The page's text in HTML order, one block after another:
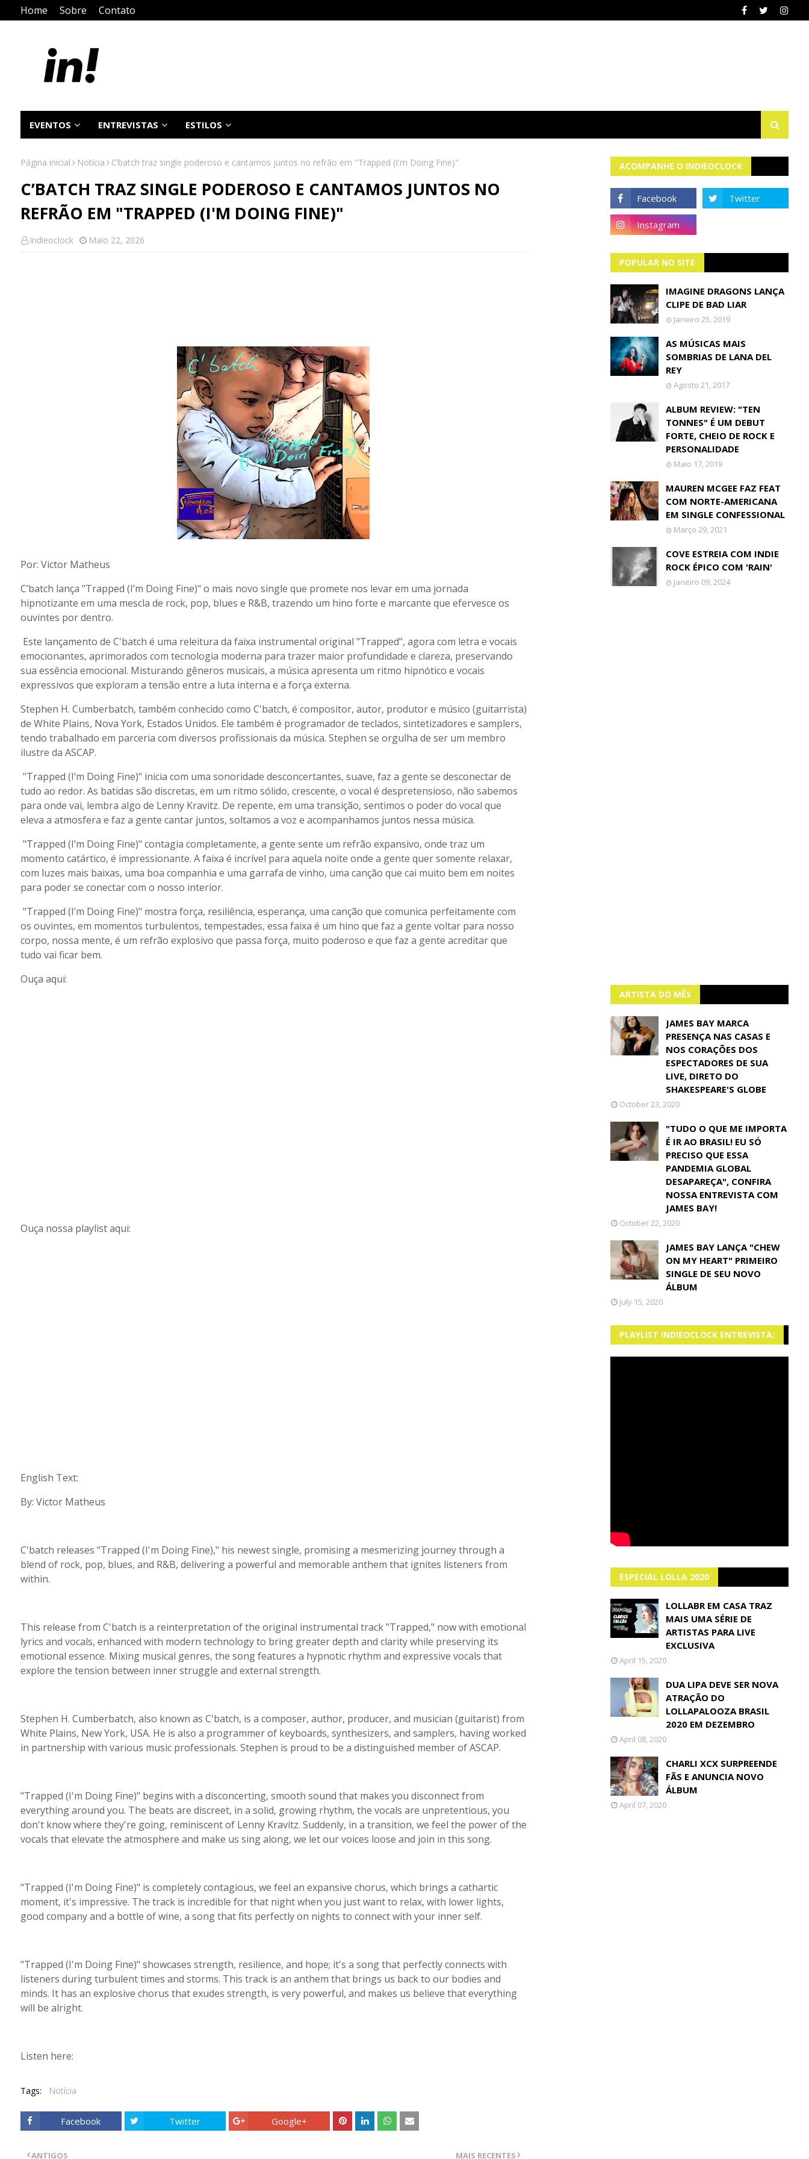
Home Sobre Contato
EVENTOS ENTREVISTAS ESTILOS
Página inicial Notícia C’batch traz single poderoso e cantamos juntos no refrão em "Trapped (I'm Doing Fine)"
C’BATCH TRAZ SINGLE PODEROSO E CANTAMOS JUNTOS NO
REFRÃO EM "TRAPPED (I'M DOING FINE)"
indieoclock Maio 22, 2026
Por: Victor Matheus
C’batch lança "Trapped (I’m Doing Fine)" o mais novo single que promete nos levar em uma jornada
hipnotizante em uma mescla de rock, pop, blues e R&B, trazendo um hino forte e marcante que efervesce os
ouvintes por dentro.
Este lançamento de C'batch é uma releitura da faixa instrumental original "Trapped", agora com letra e vocais
emocionantes, aprimorados com tecnologia moderna para trazer maior profundidade e clareza, preservando
sua essência emocional. Misturando gêneros musicais, a música apresenta um ritmo hipnótico e vocais
expressivos que exploram a tensão entre a luta interna e a força externa.
Stephen H. Cumberbatch, também conhecido como C'batch, é compositor, autor, produtor e músico (guitarrista)
de White Plains, Nova York, Estados Unidos. Ele também é programador de teclados, sintetizadores e samplers,
tendo trabalhado em parceria com diversos profissionais da música. Stephen se orgulha de ser um membro
ilustre da ASCAP.
"Trapped (I’m Doing Fine)" inicia com uma sonoridade desconcertantes, suave, faz a gente se desconectar de
tudo ao redor. As batidas são discretas, em um ritmo sólido, crescente, o vocal é despretensioso, não sabemos
para onde vai, lembra algo de Lenny Kravitz. De repente, em uma transição, sentimos o poder do vocal que
eleva a atmosfera e faz a gente cantar juntos, soltamos a voz e acompanhamos juntos nessa música.
"Trapped (I’m Doing Fine)" contagia completamente, a gente sente um refrão expansivo, onde traz um
momento catártico, é impressionante. A faixa é incrível para aquela noite onde a gente quer somente relaxar,
com luzes mais baixas, uma boa companhia e uma garrafa de vinho, uma canção que cai muito bem em noites
para poder se conectar com o nosso interior.
"Trapped (I’m Doing Fine)" mostra força, resiliência, esperança, uma canção que comunica perfeitamente com
os ouvintes, em momentos turbulentos, tempestades, essa faixa é um hino que faz a gente voltar para nosso
corpo, nossa mente, é um refrão explosivo que passa força, muito poderoso e que faz a gente acreditar que
tudo vai ficar bem.
Ouça aqui:
Ouça nossa playlist aqui:
English Text:
By: Victor Matheus
C'batch releases "Trapped (I'm Doing Fine)," his newest single, promising a mesmerizing journey through a
blend of rock, pop, blues, and R&B, delivering a powerful and memorable anthem that ignites listeners from
within.
This release from C'batch is a reinterpretation of the original instrumental track "Trapped," now with emotional
lyrics and vocals, enhanced with modern technology to bring greater depth and clarity while preserving its
emotional essence. Mixing musical genres, the song features a hypnotic rhythm and expressive vocals that
explore the tension between inner struggle and external strength.
Stephen H. Cumberbatch, also known as C'batch, is a composer, author, producer, and musician (guitarist) from
White Plains, New York, USA. He is also a programmer of keyboards, synthesizers, and samplers, having worked
in partnership with various music professionals. Stephen is proud to be a distinguished member of ASCAP.
"Trapped (I'm Doing Fine)" begins with a disconcerting, smooth sound that makes you disconnect from
everything around you. The beats are discreet, in a solid, growing rhythm, the vocals are unpretentious, you
don't know where they're going, reminiscent of Lenny Kravitz. Suddenly, in a transition, we feel the power of the
vocals that elevate the atmosphere and make us sing along, we let our voices loose and join in this song.
"Trapped (I'm Doing Fine)" is completely contagious, we feel an expansive chorus, which brings a cathartic
moment, it's impressive. The track is incredible for that night when you just want to relax, with lower lights,
good company and a bottle of wine, a song that fits perfectly on nights to connect with your inner self.
"Trapped (I'm Doing Fine)" showcases strength, resilience, and hope; it's a song that perfectly connects with
listeners during turbulent times and storms. This track is an anthem that brings us back to our bodies and
minds. It has an explosive chorus that exudes strength, is very powerful, and makes us believe that everything
will be alright.
Listen here:
Tags: Notícia
Facebook Twitter Google+
MAIS RECENTES
ANTIGOS
ACOMPANHE O INDIEOCLOCK
POPULAR NO SITE
IMAGINE DRAGONS LANÇA
CLIPE DE BAD LIAR
Janeiro 25, 2019
AS MÚSICAS MAIS
SOMBRIAS DE LANA DEL
REY
Agosto 21, 2017
ALBUM REVIEW: "TEN
TONNES" É UM DEBUT
FORTE, CHEIO DE ROCK E
PERSONALIDADE
Maio 17, 2019
MAUREN MCGEE FAZ FEAT
COM NORTE-AMERICANA
EM SINGLE CONFESSIONAL
Março 29, 2021
COVE ESTREIA COM INDIE
ROCK ÉPICO COM 'RAIN'
Janeiro 09, 2024
ARTISTA DO MÊS
JAMES BAY MARCA
PRESENÇA NAS CASAS E
NOS CORAÇÕES DOS
ESPECTADORES DE SUA
LIVE, DIRETO DO
SHAKESPEARE'S GLOBE
October 23, 2020
"TUDO O QUE ME IMPORTA
É IR AO BRASIL! EU SÓ
PRECISO QUE ESSA
PANDEMIA GLOBAL
DESAPAREÇA", CONFIRA
NOSSA ENTREVISTA COM
JAMES BAY!
October 22, 2020
JAMES BAY LANÇA "CHEW
ON MY HEART" PRIMEIRO
SINGLE DE SEU NOVO
ÁLBUM
July 15, 2020
PLAYLIST INDIEOCLOCK ENTREVISTA:
ESPECIAL LOLLA 2020
LOLLABR EM CASA TRAZ
MAIS UMA SÉRIE DE
ARTISTAS PARA LIVE
EXCLUSIVA
April 15, 2020
DUA LIPA DEVE SER NOVA
ATRAÇÃO DO
LOLLAPALOOZA BRASIL
2020 EM DEZEMBRO
April 08, 2020
CHARLI XCX SURPREENDE
FÃS E ANUNCIA NOVO
ÁLBUM
April 07, 2020